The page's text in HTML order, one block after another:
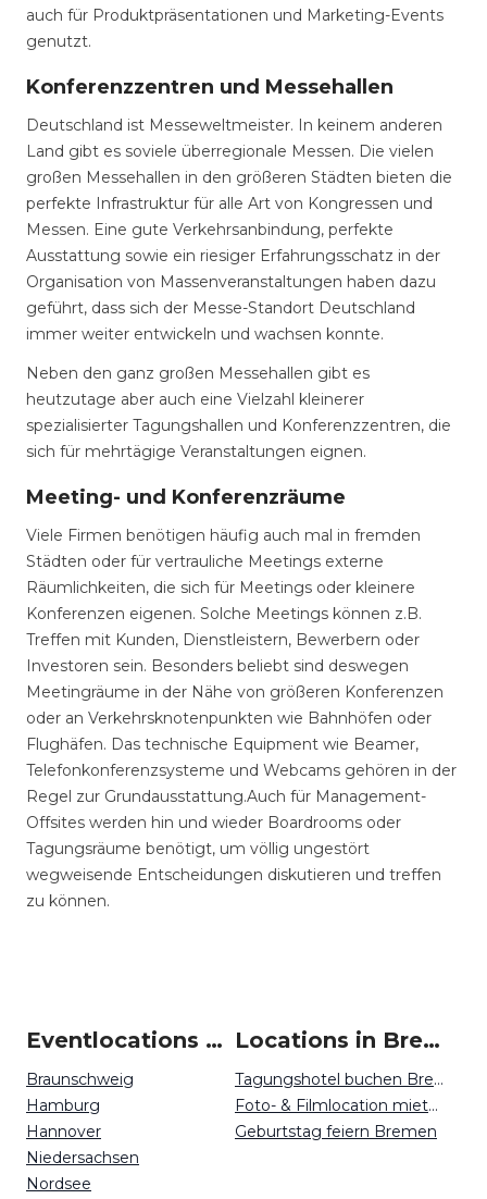
auch für Produktpräsentationen und Marketing-Events
genutzt.
Konferenzzentren und Messehallen
Deutschland ist Messeweltmeister. In keinem anderen
Land gibt es soviele überregionale Messen. Die vielen
großen Messehallen in den größeren Städten bieten die
perfekte Infrastruktur für alle Art von Kongressen und
Messen. Eine gute Verkehrsanbindung, perfekte
Ausstattung sowie ein riesiger Erfahrungsschatz in der
Organisation von Massenveranstaltungen haben dazu
geführt, dass sich der Messe-Standort Deutschland
immer weiter entwickeln und wachsen konnte.
Neben den ganz großen Messehallen gibt es
heutzutage aber auch eine Vielzahl kleinerer
spezialisierter Tagungshallen und Konferenzzentren, die
sich für mehrtägige Veranstaltungen eignen.
Meeting- und Konferenzräume
Viele Firmen benötigen häufig auch mal in fremden
Städten oder für vertrauliche Meetings externe
Räumlichkeiten, die sich für Meetings oder kleinere
Konferenzen eigenen. Solche Meetings können z.B.
Treffen mit Kunden, Dienstleistern, Bewerbern oder
Investoren sein. Besonders beliebt sind deswegen
Meetingräume in der Nähe von größeren Konferenzen
oder an Verkehrsknotenpunkten wie Bahnhöfen oder
Flughäfen. Das technische Equipment wie Beamer,
Telefonkonferenzsysteme und Webcams gehören in der
Regel zur Grundausstattung.Auch für Management-
Offsites werden hin und wieder Boardrooms oder
Tagungsräume benötigt, um völlig ungestört
wegweisende Entscheidungen diskutieren und treffen
zu können.
Eventlocations um Bremen
Braunschweig
Hamburg
Hannover
Niedersachsen
Nordsee
Locations in Bremen mieten
Tagungshotel buchen Bremen
Foto- & Filmlocation mieten Bremen
Geburtstag feiern Bremen